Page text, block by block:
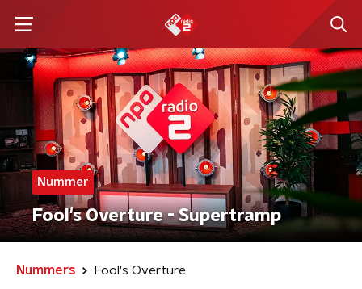
Nummer
Fool's Overture - Supertramp
Nummers Fool's Overture